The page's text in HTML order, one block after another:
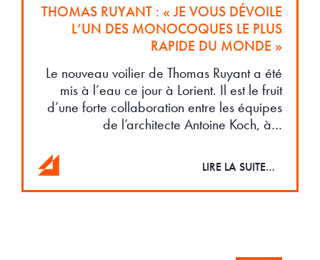
THOMAS RUYANT : « JE VOUS DÉVOILE
L’UN DES MONOCOQUES LE PLUS
RAPIDE DU MONDE »
Le nouveau voilier de Thomas Ruyant a été
mis à l’eau ce jour à Lorient. Il est le fruit
d’une forte collaboration entre les équipes
de l’architecte Antoine Koch, à…
LIRE LA SUITE…